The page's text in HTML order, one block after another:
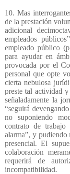
10. Mas
de la prestación
adicional
empleados
empleado público
para ayudar en
provocada por el
personal que opte
cierta nebulosa
preste tal actividad
señaladamente la
“seguirá
no suponiendo
contrato de
alarma”, y pudiendo
presencial. El
colaboración
requerirá de
incompatibilidad.